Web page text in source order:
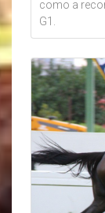
como a
G1.